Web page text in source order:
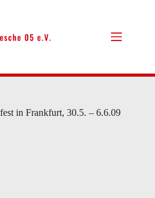
in Frankfurt, 30.5. – 6.6.09